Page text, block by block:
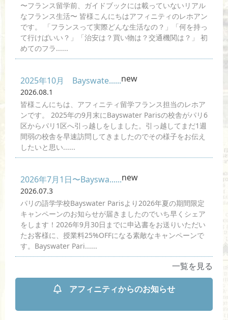
〜フランス留学前、ガイドブックには載っていないリアル
なフランス生活〜 皆様こんにちはアフィニティのレホアン
です。 「フランスって実際どんな生活なの？」「何を持っ
て行けばいい？」「治安は？買い物は？交通機関は？」 初
めてのフラ......
2025年10月 Bayswate......new
2026.08.1
皆様こんにちは、アフィニティ留学フランス担当のレホア
ンです。 2025年の9月末にBayswater Parisの校舎がパリ6
区からパリ1区へ引っ越しをしました。引っ越してまだ1週
間弱の校舎を早速訪問してきましたのでその様子をお伝え
したいと思い......
2026年7月1日〜Bayswa......new
2026.07.3
パリの語学学校Bayswater Parisより2026年夏の期間限定
キャンペーンのお知らせが届きましたのでいち早くシェア
をします！2026年9月30日までに申込書をお送りいただい
たお客様に、授業料25%OFFになる素敵なキャンペーンで
す。Bayswater Pari......
一覧を見る
アフィニティからのお知らせ